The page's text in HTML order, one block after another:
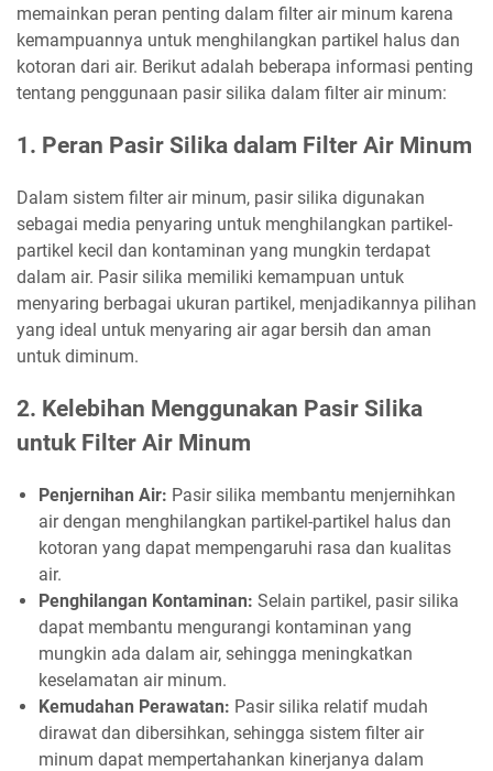
memainkan peran penting dalam filter air minum karena
kemampuannya untuk menghilangkan partikel halus dan
kotoran dari air. Berikut adalah beberapa informasi penting
tentang penggunaan pasir silika dalam filter air minum:
1. Peran Pasir Silika dalam Filter Air Minum
Dalam sistem filter air minum, pasir silika digunakan
sebagai media penyaring untuk menghilangkan partikel-
partikel kecil dan kontaminan yang mungkin terdapat
dalam air. Pasir silika memiliki kemampuan untuk
menyaring berbagai ukuran partikel, menjadikannya pilihan
yang ideal untuk menyaring air agar bersih dan aman
untuk diminum.
2. Kelebihan Menggunakan Pasir Silika
untuk Filter Air Minum
Penjernihan Air: Pasir silika membantu menjernihkan
air dengan menghilangkan partikel-partikel halus dan
kotoran yang dapat mempengaruhi rasa dan kualitas
air.
Penghilangan Kontaminan: Selain partikel, pasir silika
dapat membantu mengurangi kontaminan yang
mungkin ada dalam air, sehingga meningkatkan
keselamatan air minum.
Kemudahan Perawatan: Pasir silika relatif mudah
dirawat dan dibersihkan, sehingga sistem filter air
minum dapat mempertahankan kinerjanya dalam